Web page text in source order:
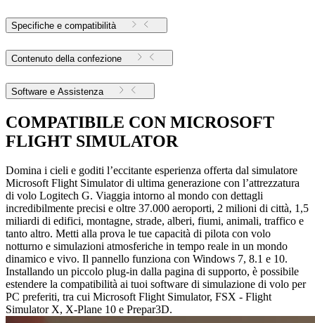
Specifiche e compatibilità
Contenuto della confezione
Software e Assistenza
COMPATIBILE CON MICROSOFT
FLIGHT SIMULATOR
Domina i cieli e goditi l’eccitante esperienza offerta dal simulatore
Microsoft Flight Simulator di ultima generazione con l’attrezzatura
di volo Logitech G. Viaggia intorno al mondo con dettagli
incredibilmente precisi e oltre 37.000 aeroporti, 2 milioni di città, 1,5
miliardi di edifici, montagne, strade, alberi, fiumi, animali, traffico e
tanto altro. Metti alla prova le tue capacità di pilota con volo
notturno e simulazioni atmosferiche in tempo reale in un mondo
dinamico e vivo. Il pannello funziona con Windows 7, 8.1 e 10.
Installando un piccolo plug-in dalla pagina di supporto, è possibile
estendere la compatibilità ai tuoi software di simulazione di volo per
PC preferiti, tra cui Microsoft Flight Simulator, FSX - Flight
Simulator X, X-Plane 10 e Prepar3D.